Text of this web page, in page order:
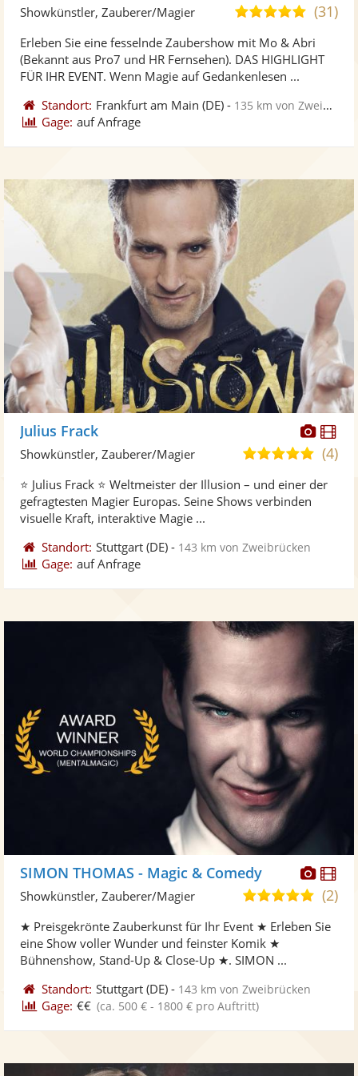
5,0
5
(31)
Showkünstler, Zauberer/Magier
Erleben Sie eine fesselnde Zaubershow mit Mo & Abri
(Bekannt aus Pro7 und HR Fernsehen). DAS HIGHLIGHT
FÜR IHR EVENT. Wenn Magie auf Gedankenlesen ...
Standort: Frankfurt am Main (DE) - 135 km von Zweibrücken
Gage: auf Anfrage
Fotos
Julius Frack
5,0
5
(4)
Showkünstler, Zauberer/Magier
⭐ Julius Frack ⭐ Weltmeister der Illusion – und einer der
gefragtesten Magier Europas. Seine Shows verbinden
visuelle Kraft, interaktive Magie ...
Standort: Stuttgart (DE) - 143 km von Zweibrücken
Gage: auf Anfrage
Fotos
SIMON THOMAS - Magic & Comedy
5,0
5
(2)
Showkünstler, Zauberer/Magier
★ Preisgekrönte Zauberkunst für Ihr Event ★ Erleben Sie
eine Show voller Wunder und feinster Komik ★
Bühnenshow, Stand-Up & Close-Up ★. SIMON ...
Standort: Stuttgart (DE) - 143 km von Zweibrücken
Gage: €€ (ca. 500 € - 1800 € pro Auftritt)